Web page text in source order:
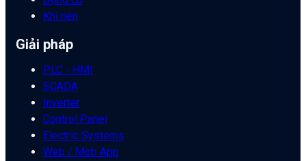
Khí nén
Giải pháp
PLC - HMI
SCADA
Inverter
Control Panel
Electric Systems
Web / Mob App